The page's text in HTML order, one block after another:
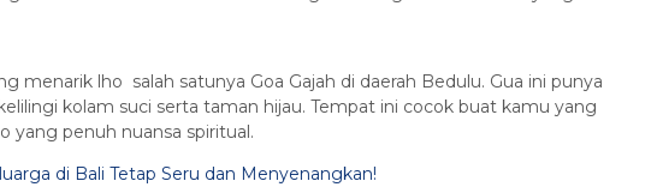
menarik lho salah satunya Goa Gajah di daerah Bedulu. Gua ini punya
kolam suci serta taman hijau. Tempat ini cocok buat kamu yang
yang penuh nuansa spiritual.
di Bali Tetap Seru dan Menyenangkan!